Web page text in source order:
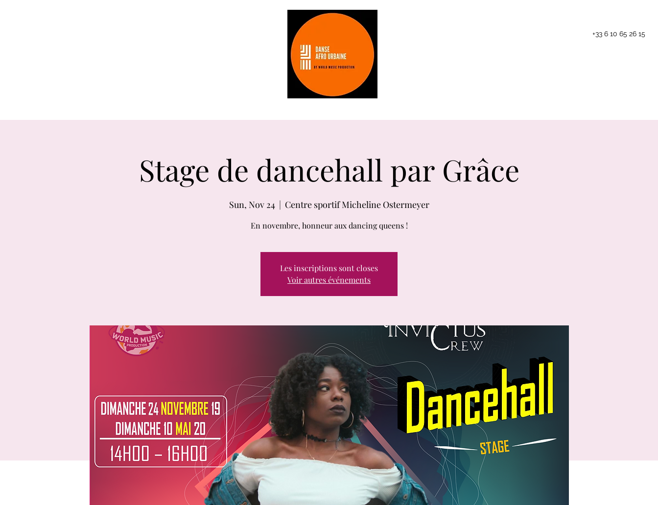
+33 6 10 65 26 15
Stage de dancehall par Grâce
Sun, Nov 24
  |
Centre sportif Micheline Ostermeyer
En novembre, honneur aux dancing queens !
Les inscriptions sont closes
Voir autres événements